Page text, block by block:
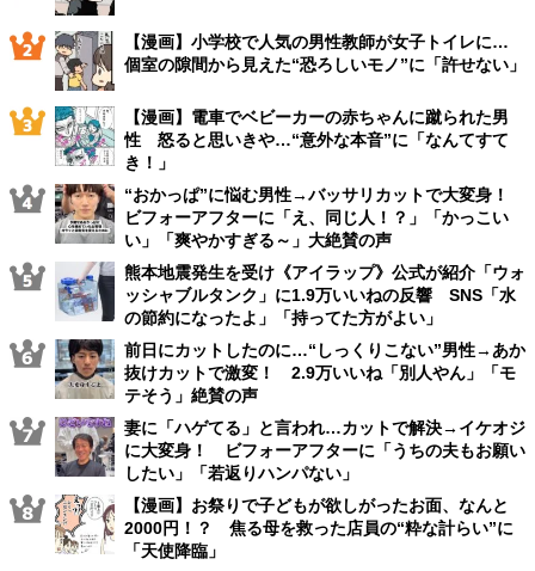
【漫画】小学校で人気の男性教師が女子トイレに…
個室の隙間から見えた“恐ろしいモノ”に「許せない」
【漫画】電車でベビーカーの赤ちゃんに蹴られた男
性 怒ると思いきや…“意外な本音”に「なんてすて
き！」
“おかっぱ”に悩む男性→バッサリカットで大変身！
ビフォーアフターに「え、同じ人！？」「かっこい
い」「爽やかすぎる～」大絶賛の声
熊本地震発生を受け《アイラップ》公式が紹介「ウォ
ッシャブルタンク」に1.9万いいねの反響 SNS「水
の節約になったよ」「持ってた方がよい」
前日にカットしたのに…“しっくりこない”男性→あか
抜けカットで激変！ 2.9万いいね「別人やん」「モ
テそう」絶賛の声
妻に「ハゲてる」と言われ…カットで解決→イケオジ
に大変身！ ビフォーアフターに「うちの夫もお願い
したい」「若返りハンパない」
【漫画】お祭りで子どもが欲しがったお面、なんと
2000円！？ 焦る母を救った店員の“粋な計らい”に
「天使降臨」